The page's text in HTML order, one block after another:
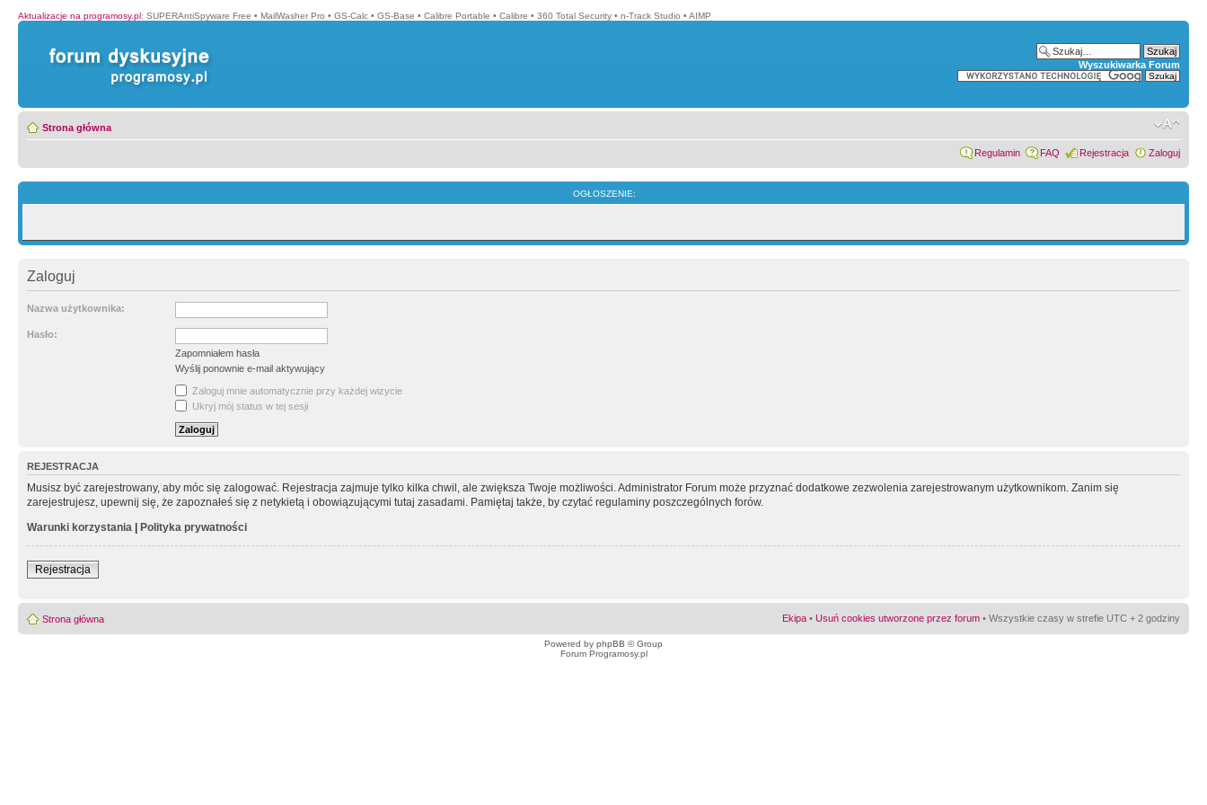
Aktualizacje na programosy.pl: SUPERAntiSpyware Free • MailWasher Pro • GS-Calc • GS-Base • Calibre Portable • Calibre • 360 Total Security • n-Track Studio • AIMP
Wyszukiwarka Forum
Strona główna
Regulamin FAQ Rejestracja Zaloguj
OGŁOSZENIE:
Zaloguj
Nazwa użytkownika:
Hasło:
Zapomniałem hasła
Wyślij ponownie e-mail aktywujący
Zaloguj mnie automatycznie przy każdej wizycie
Ukryj mój status w tej sesji
REJESTRACJA
Musisz być zarejestrowany, aby móc się zalogować. Rejestracja zajmuje tylko kilka chwil, ale zwiększa Twoje możliwości. Administrator Forum może przyznać dodatkowe zezwolenia zarejestrowanym użytkownikom. Zanim się
zarejestrujesz, upewnij się, że zapoznałeś się z netykietą i obowiązującymi tutaj zasadami. Pamiętaj także, by czytać regulaminy poszczególnych forów.
Warunki korzystania | Polityka prywatności
Rejestracja
Strona główna Ekipa • Usuń cookies utworzone przez forum • Wszystkie czasy w strefie UTC + 2 godziny
Powered by phpBB © Group
Forum Programosy.pl